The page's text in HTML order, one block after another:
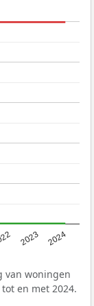
2023 2024
van woningen
en met 2024.